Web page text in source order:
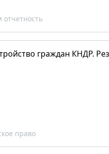
отчетность
граждан КНДР.
право